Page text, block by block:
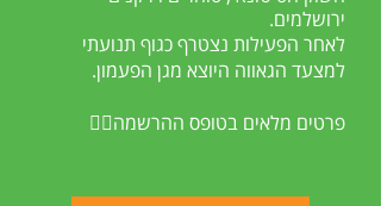
ירושלמים.
לאחר הפעילות נצטרף כגוף תנועתי
למצעד הגאווה היוצא מגן הפעמון.
פרטים מלאים בטופס ההרשמה👇🏼